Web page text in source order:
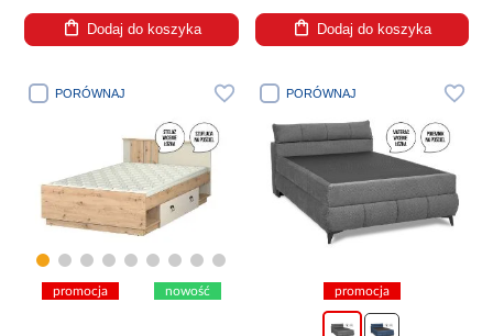
Dodaj do koszyka Dodaj do koszyka
PORÓWNAJ
promocja nowość
PORÓWNAJ
promocja